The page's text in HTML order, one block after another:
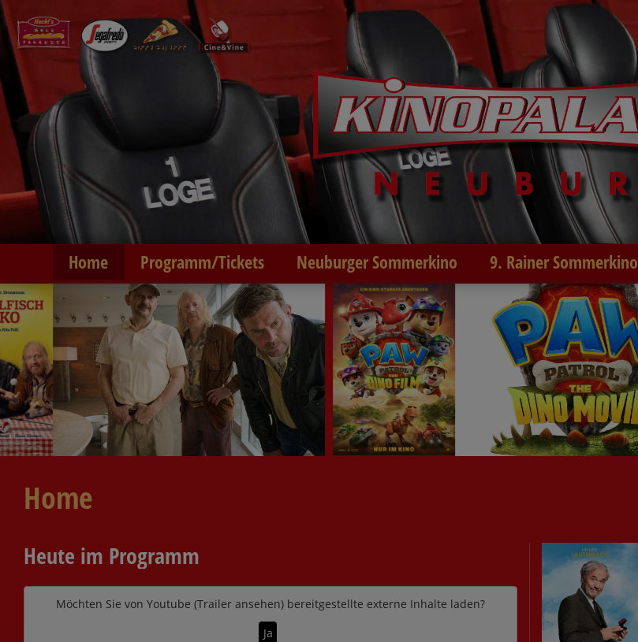
Home Programm/Tickets Neuburger Sommerkino 9. Rainer Sommerkino
Home
Heute im Programm
Möchten Sie von Youtube (Trailer ansehen) bereitgestellte externe Inhalte laden?
Ja